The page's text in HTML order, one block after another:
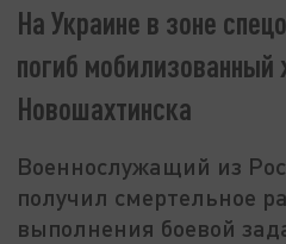
На Украине в зоне
погиб
Новошахтинска
Военнослужащий из
получил смертельное
выполнения боевой